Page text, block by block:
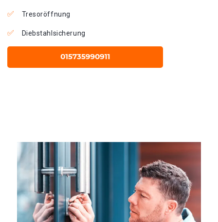
Tresoröffnung
Diebstahlsicherung